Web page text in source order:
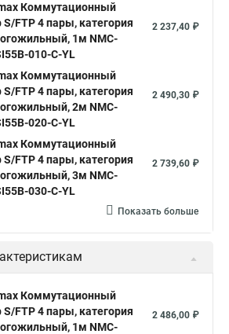
Коммутационный
FTP 4 пары, категория
1м NMC-
010-C-YL
2 237,40 ₽
Коммутационный
FTP 4 пары, категория
2м NMC-
020-C-YL
2 490,30 ₽
Коммутационный
FTP 4 пары, категория
3м NMC-
030-C-YL
2 739,60 ₽
Показать больше
Коммутационный
FTP 4 пары, категория
1м NMC-
2 486,00 ₽